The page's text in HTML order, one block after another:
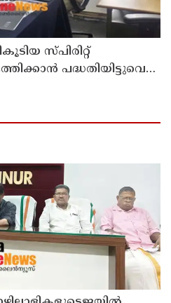
സ്പിരിറ്റ്
പദ്ധതിയിട്ടുവെന്ന്